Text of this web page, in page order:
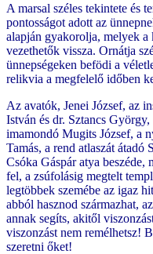
A marsal széles tekintete és
pontosságot adott az
alapján gyakorolja, melyek
vezethetők vissza. Ornátja
ünnepségeken befödi a
relikvia a megfelelő időben
Az avatók, Jenei József, az
István és dr. Sztancs
imamondó Mugits József, a
Tamás, a rend atlaszát
Csóka Gáspár atya beszéde,
fel, a zsúfolásig megtelt
legtöbbek szemébe az igaz
abból hasznod származhat,
annak segíts, akitől
viszonzást nem remélhetsz!
szeretni őket!